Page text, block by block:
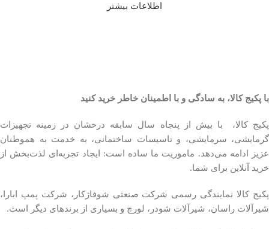
اطلاعات بیشتر
با پکیج کالا، به سادگی و با اطمینان خاطر خرید کنید
پکیج کالا، با بیش از پنجاه سال سابقه درخشان در زمینه تجهیزات
گرمایشی، سرمایشی، و تاسیسات ساختمانی، به خدمت به هموطنان
عزیز ادامه می‌دهد. ماموریت ما ساده است: ایجاد تجربه‌ای لذت‌بخش از
خرید آنلاین برای شما.
پکیج کالا نمایندگی رسمی شرکت صنعتی شوفاژکار، شرکت پمپ ابارا،
شیرآلات راسان، شیرآلات شودر، لورچ و بسیاری از برندهای دیگر است.